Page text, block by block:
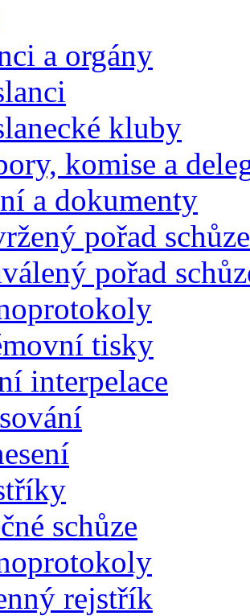
a orgány
kluby
komise a
a dokumenty
pořad schůze
pořad
tisky
interpelace
schůze
rejstřík